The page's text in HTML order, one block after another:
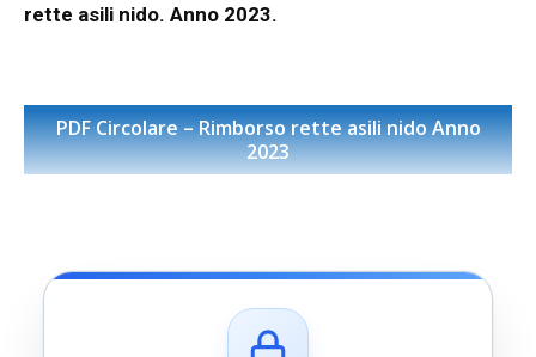
rette asili nido. Anno 2023.
PDF Circolare – Rimborso rette asili nido Anno
2023